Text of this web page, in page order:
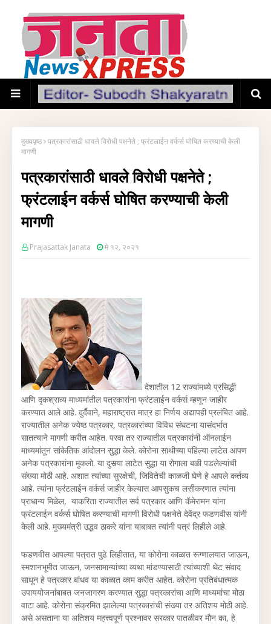
मुख्यपृष्ठ पत्रकारांसाठी धावले विरोधी पक्षनेते ; फ्रंटलाईन वर्कर्स घोषित करण्याची केली
मागणी
पत्रकारांसाठी धावले विरोधी पक्षनेते ;
फ्रंटलाईन वर्कर्स घोषित करण्याची केली
मागणी
Prajasattak Janata मे १२, २०२१
देशातील 12 राज्यांमध्ये प्रसिद्धी
आणि दृकश्राव्य माध्यमांतील पत्रकारांना फ्रंटलाईन वर्कर्स म्हणून जाहीर
करण्यात आले आहे. दुर्दैवाने, महाराष्ट्रात मात्र हा निर्णय अद्यापही प्रलंबित आहे.
राज्यातील अनेक ज्येष्ठ पत्रकार, पत्रकारांच्या विविध संघटना यासंदर्भात
सातत्याने मागणी करीत आहेत. परवा तर राज्यातील पत्रकारांनी ऑनलाईन
माध्यमांतून सांकेतिक आंदोलन सुद्धा केले. कोरोना साथीच्या पहिल्या लाटेत आपण
अनेक पत्रकारांना मुकलो. या दुसर्‍या लाटेत सुद्धा या रोगाला बळी पडलेल्यांची
संख्या मोठी आहे. अशात त्यांच्या सुरक्षेची, जिवितेची काळजी घेणे हे आपले कर्तव्य
आहे. त्यांना फ्रंटलाईन वर्कर्स जाहीर केल्यास आपसुकच लसीकरणात त्यांना
प्राधान्य मिळेल, याकरिता राज्यातील सर्व पत्रकार आणि कॅमेरामन यांना
फ्रंटलाईन वर्कर्स घोषित करण्याची मागणी विरोधी पक्षनेते देवेंद्र फडणवीस यांनी
केली आहे. मुख्यमंत्री उद्धव ठाकरे यांना याबाबत त्यांनी पत्रं लिहीले आहे.
फडणवीस आपल्या पत्रात पुढे लिहीतात, या कोरोना काळात रूग्णालयात जाऊन,
स्मशानभूमीत जाऊन, जनसामान्यांच्या व्यथा मांडण्यासाठी त्यांच्याशी थेट संवाद
साधून हे पत्रकार बांधव या काळात काम करीत आहेत. कोरोना प्रतिबंधात्मक
उपाययोजनांबाबत जनजागरण करण्यात सुद्धा पत्रकारांचा आणि माध्यमांचा मोठा
वाटा आहे. कोरोना संक्रमित झालेल्या पत्रकारांची संख्या तर अतिशय मोठी आहे.
असे असताना या अतिशय महत्त्वपूर्ण प्रश्नावर सरकार पातळीवर मौन का, हे